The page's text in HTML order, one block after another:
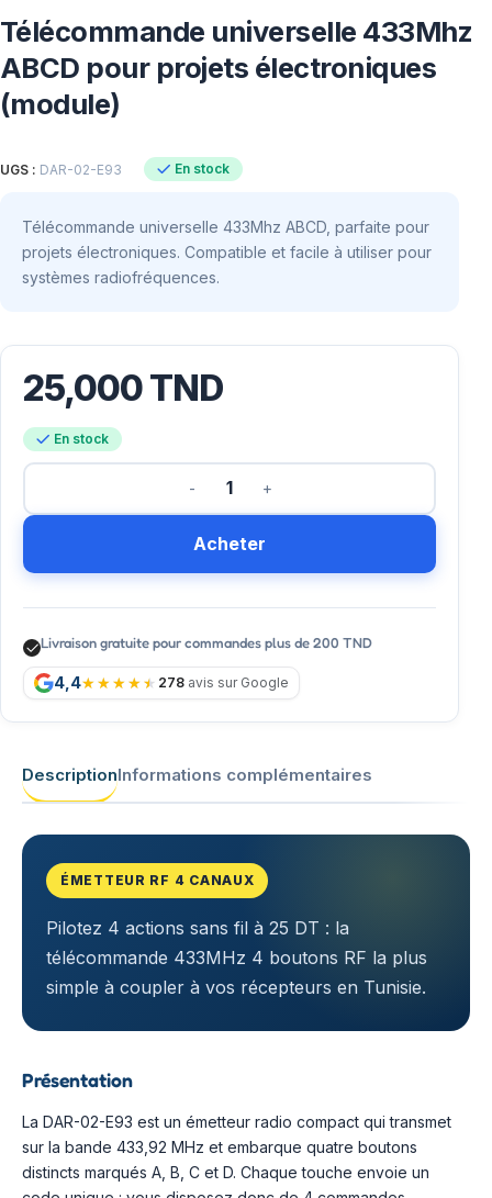
Télécommande universelle 433Mhz
ABCD pour projets électroniques
(module)
UGS : DAR-02-E93 En stock
Télécommande universelle 433Mhz ABCD, parfaite pour
projets électroniques. Compatible et facile à utiliser pour
systèmes radiofréquences.
25,000TND
En stock
Acheter
Livraison gratuite pour commandes plus de 200 TND
4,4 278 avis sur Google
DescriptionInformations complémentaires
ÉMETTEUR RF 4 CANAUX
Pilotez 4 actions sans fil à 25 DT : la
télécommande 433MHz 4 boutons RF la plus
simple à coupler à vos récepteurs en Tunisie.
Présentation
La DAR-02-E93 est un émetteur radio compact qui transmet
sur la bande 433,92 MHz et embarque quatre boutons
distincts marqués A, B, C et D. Chaque touche envoie un